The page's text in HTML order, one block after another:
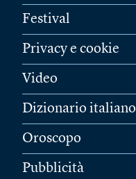
Festival
Privacy e cookie
Video
Dizionario italiano
Oroscopo
Pubblicità